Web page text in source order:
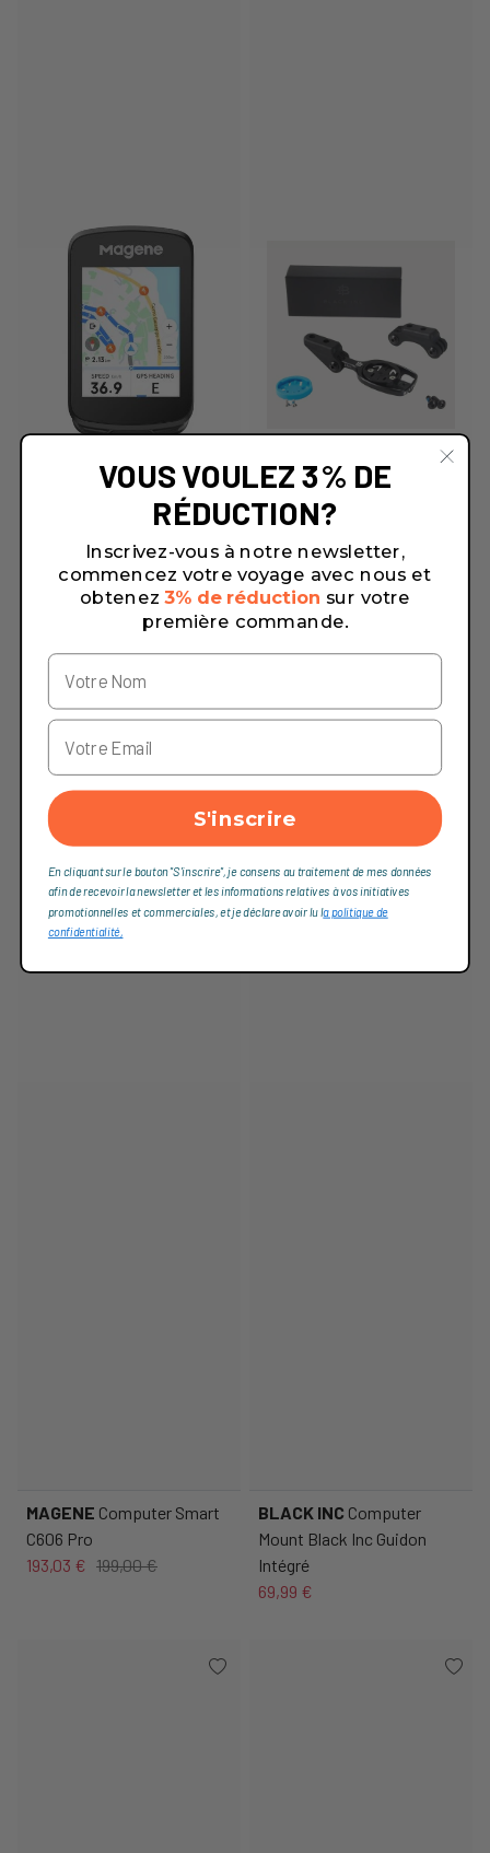
MAGENE Computer Smart
C606 Pro
193,03 € 199,00 €
BLACK INC Computer
Mount Black Inc Guidon
Intégré
69,99 €
VOUS VOULEZ 3% DE
RÉDUCTION?
Inscrivez-vous à notre newsletter,
commencez votre voyage avec nous et
obtenez 3% de réduction sur votre
première commande.
S'inscrire
En cliquant sur le bouton "S'inscrire", je consens au traitement de mes données
afin de recevoir la newsletter et les informations relatives à vos initiatives
promotionnelles et commerciales, et je déclare avoir lu la politique de
confidentialité,